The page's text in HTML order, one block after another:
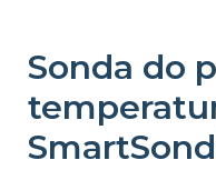
Sonda do